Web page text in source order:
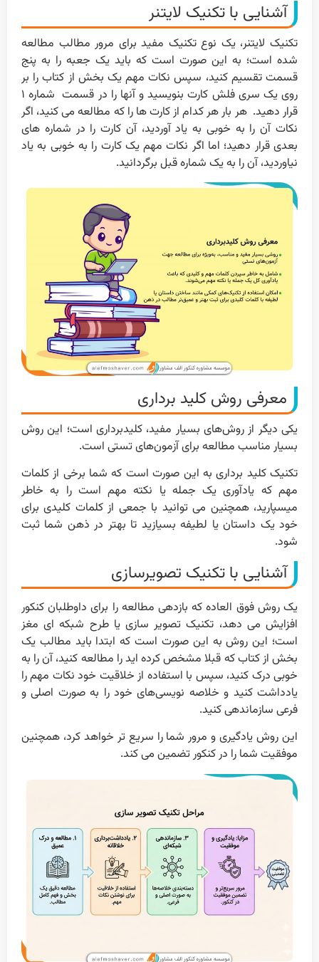
آشنایی با تکنیک لایتنر
تکنیک لایتنر، یک نوع تکنیک مفید برای مرور مطالب مطالعه
شده است؛ به این صورت است که باید یک جعبه را به پنج
قسمت تقسیم کنید، سپس نکات مهم یک بخش از کتاب را بر
روی یک سری فلش کارت بنویسید و آنها را در قسمت شماره ۱
قرار دهید. هر بار هر کدام از کارت ها را که مطالعه می کنید، اگر
نکات آن را به خوبی به یاد آوردید، آن کارت را در شماره های
بعدی قرار دهید؛ اما اگر نکات مهم یک کارت را به خوبی به یاد
نیاوردید، آن را به یک شماره قبل برگردانید.
معرفی روش کلید برداری
یکی دیگر از روش‌های بسیار مفید، کلیدبرداری است؛ این روش
بسیار مناسب مطالعه برای آزمون‌های تستی است.
تکنیک کلید برداری به این صورت است که شما برخی از کلمات
مهم که یادآوری یک جمله یا نکته مهم است را به خاطر
میسپارید، همچنین می توانید با جمعی از کلمات کلیدی برای
خود یک داستان یا لطیفه بسیازید تا بهتر در ذهن شما ثبت
شود.
آشنایی با تکنیک تصویرسازی
یک روش فوق العاده که بازدهی مطالعه را برای داوطلبان کنکور
افزایش می دهد، تکنیک تصویر سازی یا طرح شبکه ای مغز
است؛ این روش به این صورت است که ابتدا باید مطالب یک
بخش از کتاب که قبلا مشخص کرده اید را مطالعه کنید، آن را به
خوبی درک کنید، سپس با استفاده از خلاقیت خود نکات مهم را
یادداشت کنید و خلاصه نویسی‌های خود را به صورت اصلی و
فرعی سازماندهی کنید.
این روش یادگیری و مرور شما را سریع تر خواهد کرد، همچنین
موفقیت شما را در کنکور تضمین می کند.